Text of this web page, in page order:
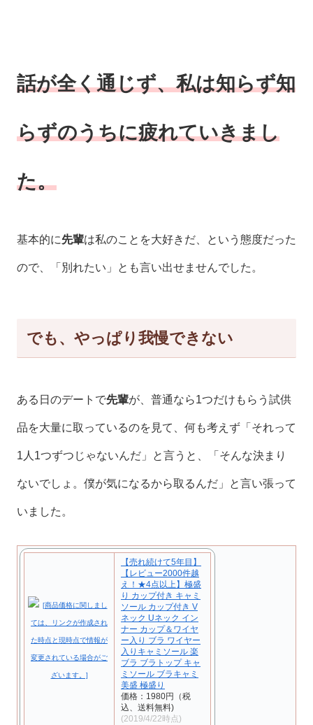
話が全く通じず、私は知らず知
らずのうちに疲れていきまし
た。
基本的に先輩は私のことを大好きだ、という態度だった
ので、「別れたい」とも言い出せませんでした。
でも、やっぱり我慢できない
ある日のデートで先輩が、普通なら1つだけもらう試供
品を大量に取っているのを見て、何も考えず「それって
1人1つずつじゃないんだ」と言うと、「そんな決まり
ないでしょ。僕が気になるから取るんだ」と言い張って
いました。
【売れ続けて5年目】
【レビュー2000件越
え！★4点以上】極盛
り カップ付き キャミ
ソール カップ付き V
ネック Uネック イン
ナー カップ＆ワイヤ
ー入り ブラ ワイヤー
入りキャミソール 楽
ブラ ブラトップ キャ
ミソール ブラキャミ
美盛 極盛り
価格：1980円（税
込、送料無料)
(2019/4/22時点)